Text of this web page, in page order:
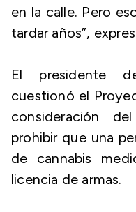
en la calle. Pero
tardar años”,
El presidente
cuestionó el
consideración
prohibir que una
de cannabis
licencia de armas.